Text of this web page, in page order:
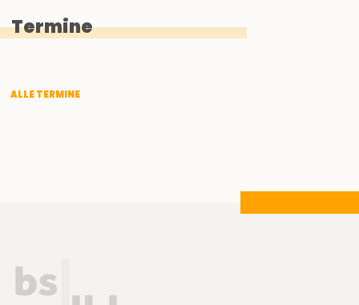
Termine
ALLE TERMINE